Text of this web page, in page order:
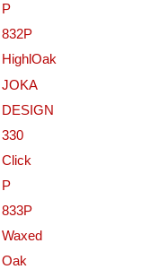
P
832P
HighlOak
JOKA
DESIGN
330
Click
P
833P
Waxed
Oak